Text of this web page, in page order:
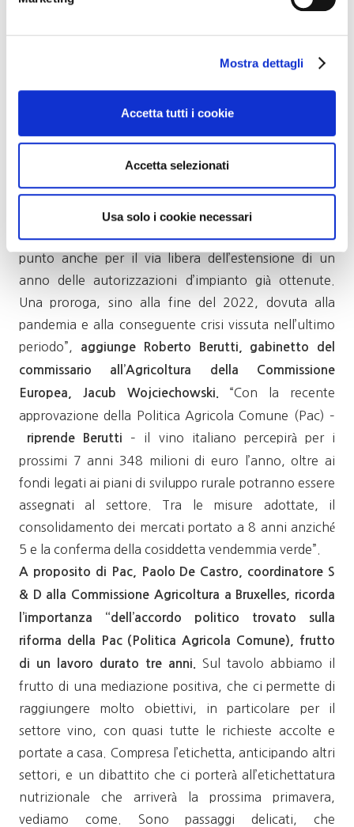
Mostra dettagli
Accetta tutti i cookie
Accetta selezionati
Usa solo i cookie necessari
exploit, dal 2011 a oggi, del +168%, e con un valore
delle vendite che lo scorso anno ha superato i 365
milioni di euro. Seguono Regno Unito (+58%),
“Con la nuova Pac siamo riusciti a inserire la
riassegnazione dei diritti d’impianto non utilizzati
entro il 2022 per poterli riassegnare dal 2023;
parliamo di 5-6.000 ettari, oltre a quell’1% a
discrezione degli Stati membri. Inoltre, siamo a buon
punto anche per il via libera dell’estensione di un
anno delle autorizzazioni d’impianto già ottenute.
Una proroga, sino alla fine del 2022, dovuta alla
pandemia e alla conseguente crisi vissuta nell’ultimo
periodo”,
aggiunge Roberto Berutti, gabinetto del
commissario all’Agricoltura della Commissione
Europea, Jacub Wojciechowski.
“Con la recente
approvazione della Politica Agricola Comune (Pac) –
riprende Berutti
– il vino italiano percepirà per i
prossimi 7 anni 348 milioni di euro l’anno, oltre ai
fondi legati ai piani di sviluppo rurale potranno essere
assegnati al settore. Tra le misure adottate, il
consolidamento dei mercati portato a 8 anni anziché
5 e la conferma della cosiddetta vendemmia verde”.
A proposito di Pac, Paolo De Castro, coordinatore S
& D alla Commissione Agricoltura a Bruxelles, ricorda
l’importanza “dell’accordo politico trovato sulla
riforma della Pac (Politica Agricola Comune), frutto
di un lavoro durato tre anni.
Sul tavolo abbiamo il
frutto di una mediazione positiva, che ci permette di
raggiungere molto obiettivi, in particolare per il
settore vino, con quasi tutte le richieste accolte e
portate a casa. Compresa l’etichetta, anticipando altri
settori, e un dibattito che ci porterà all’etichettatura
nutrizionale che arriverà la prossima primavera,
vediamo come. Sono passaggi delicati, che